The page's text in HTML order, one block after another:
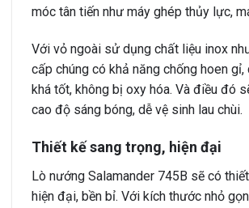
móc tân tiến như máy ghép thủy lực,
Với vỏ ngoài sử dụng chất liệu inox
cấp chúng có khả năng chống hoen
khá tốt, không bị oxy hóa. Và điều đó
cao độ sáng bóng, dễ vệ sinh lau chùi.
Thiết kế sang trọng, hiện đại
Lò nướng Salamander 745B sẽ có
hiện đại, bền bỉ. Với kích thước nhỏ